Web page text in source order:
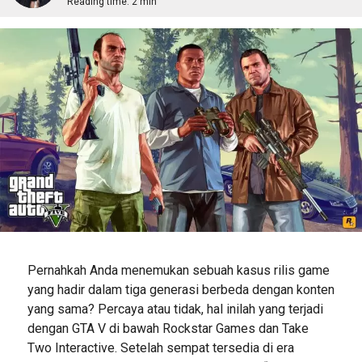
Pernahkah Anda menemukan sebuah kasus rilis game
yang hadir dalam tiga generasi berbeda dengan konten
yang sama? Percaya atau tidak, hal inilah yang terjadi
dengan GTA V di bawah Rockstar Games dan Take
Two Interactive. Setelah sempat tersedia di era